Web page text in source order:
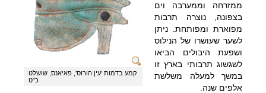
על יסודי
חינוך מיוחד
השתלמויות
צוותי חינוך וסטודנטים
חדר מורים מבקר במוזיאון
קמע בדמות 'עין הורוס', פאיאנס, שושלט
כ"ט
ממזרחה וממערבה וים
בצפונה, נוצרה תרבות
מפוארת ומפותחת. ניתן
לשער שעושרו של הנילוס
ושפעת היבולים הביאו
לשגשוג תרבותי בארץ זו
במשך למעלה משלשת
אלפים שנה.